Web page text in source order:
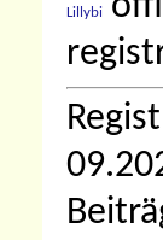
Lillybi